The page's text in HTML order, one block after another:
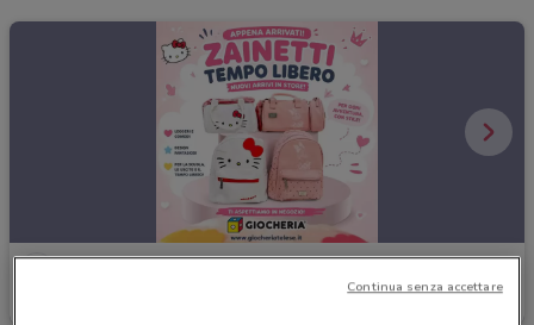
Continua senza accettare